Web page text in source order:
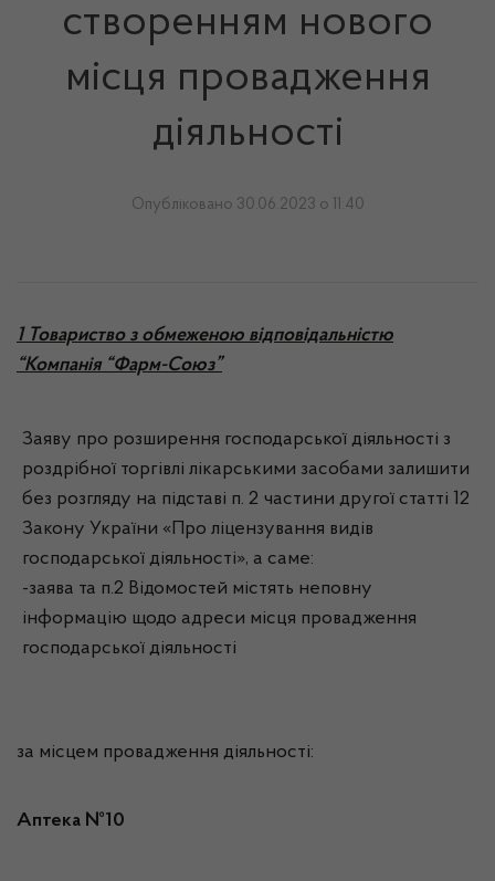
створенням нового
місця провадження
діяльності
Опубліковано 30.06.2023 о 11:40
1 Товариство з обмеженою відповідальністю
“Компанія “Фарм-Союз”
Заяву про розширення господарської діяльності з
роздрібної торгівлі лікарськими засобами залишити
без розгляду на підставі п. 2 частини другої статті 12
Закону України «Про ліцензування видів
господарської діяльності», а саме:
-заява та п.2 Відомостей містять неповну
інформацію щодо адреси місця провадження
господарської діяльності
за місцем провадження діяльності:
Аптека №10